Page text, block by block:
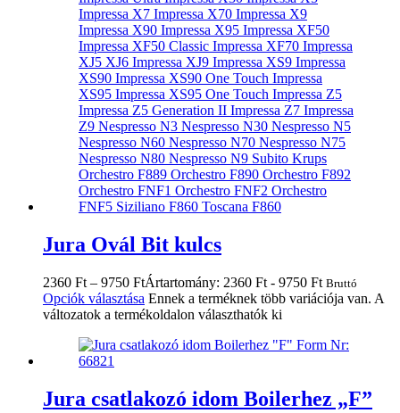
Jura Ovál Bit kulcs
2360 Ft – 9750 FtÁrtartomány: 2360 Ft - 9750 Ft Bruttó
Opciók választása Ennek a terméknek több variációja van. A
változatok a termékoldalon választhatók ki
Jura csatlakozó idom Boilerhez „F”